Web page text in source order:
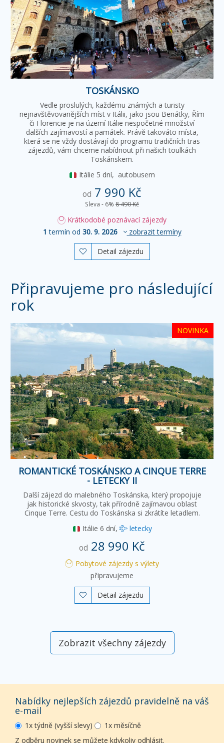
TOSKÁNSKO
Vedle proslulých, každému známých a turisty
nejnavštěvovanějších míst v Itálii, jako jsou Benátky, Řím
či Florencie je na území Itálie nespočetné množství
dalších zajímavostí a památek. Právě takováto místa,
která se ne vždy dostávají do programu tradičních tras
zájezdů, vám chceme nabídnout při našich toulkách
Toskánskem.
Itálie 5 dní, autobusem
od 7 990 Kč
Sleva - 6% 8 490 Kč
Krátkodobé poznávací zájezdy
1 termín od 30. 9. 2026 zobrazit termíny
 Detail zájezdu
Připravujeme pro následující
rok
NOVINKA
ROMANTICKÉ TOSKÁNSKO A CINQUE TERRE
- LETECKY II
Další zájezd do malebného Toskánska, který propojuje
jak historické skvosty, tak přírodně zajímavou oblast
Cinque Terre. Cestu do Toskánska si zkrátíte letadlem.
Itálie 6 dní, letecky
od 28 990 Kč
Pobytové zájezdy s výlety
připravujeme
 Detail zájezdu
Zobrazit všechny zájezdy
Nabídky nejlepších zájezdů pravidelně na váš
e-mail
1x týdně (vyšší slevy)
1x měsíčně
Z odběru novinek se můžete kdykoliv odhlásit.